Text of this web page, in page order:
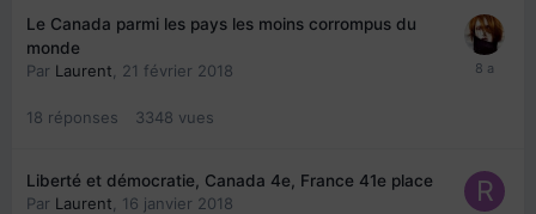
Le Canada parmi les pays les moins corrompus du
monde
Par Laurent 21 février 2018
18 réponses 3348 vues
Liberté et démocratie, Canada 4e, France 41e place
Par Laurent 16 janvier 2018